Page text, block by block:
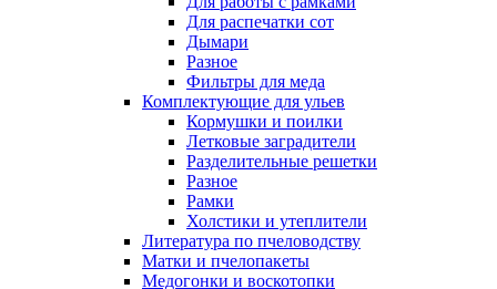
Для распечатки сот
Дымари
Разное
Фильтры для меда
Комплектующие для ульев
Кормушки и поилки
Летковые заградители
Разделительные решетки
Разное
Рамки
Холстики и утеплители
Литература по пчеловодству
Матки и пчелопакеты
Медогонки и воскотопки